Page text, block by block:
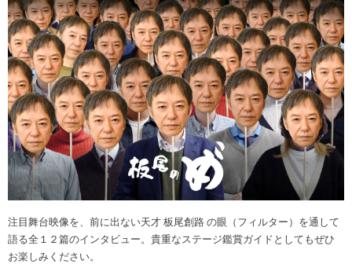
注目舞台映像を、前に出ない天才 板尾創路 の眼（フィルター）を通して
語る全１２篇のインタビュー。貴重なステージ鑑賞ガイドとしてもぜひ
お楽しみください。